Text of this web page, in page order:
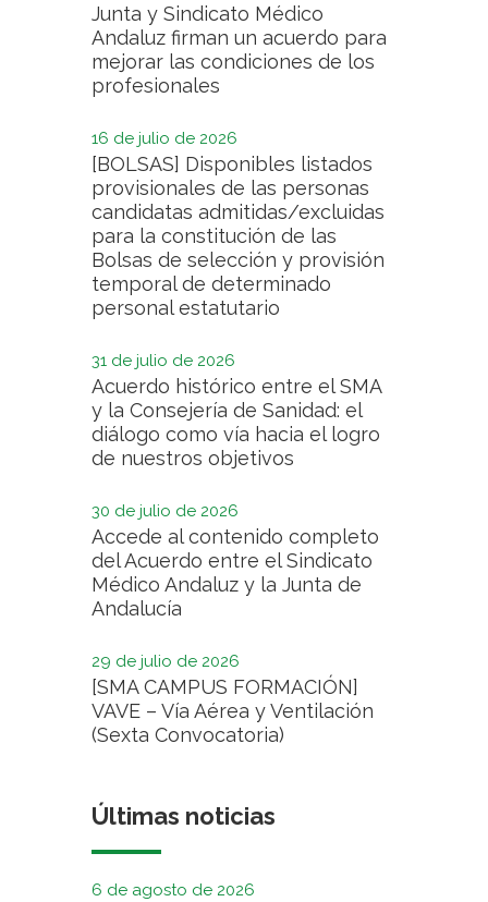
Junta y Sindicato Médico
Andaluz firman un acuerdo para
mejorar las condiciones de los
profesionales
16 de julio de 2026
[BOLSAS] Disponibles listados
provisionales de las personas
candidatas admitidas/excluidas
para la constitución de las
Bolsas de selección y provisión
temporal de determinado
personal estatutario
31 de julio de 2026
Acuerdo histórico entre el SMA
y la Consejería de Sanidad: el
diálogo como vía hacia el logro
de nuestros objetivos
30 de julio de 2026
Accede al contenido completo
del Acuerdo entre el Sindicato
Médico Andaluz y la Junta de
Andalucía
29 de julio de 2026
[SMA CAMPUS FORMACIÓN]
VAVE – Vía Aérea y Ventilación
(Sexta Convocatoria)
Últimas noticias
6 de agosto de 2026